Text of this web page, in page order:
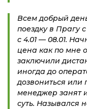
Всем добрый
поездку в Прагу
с 4.01 — 08.01.
цена как по мне
заключили
иногда до
дозвониться
менеджер занят
суть. Назывался